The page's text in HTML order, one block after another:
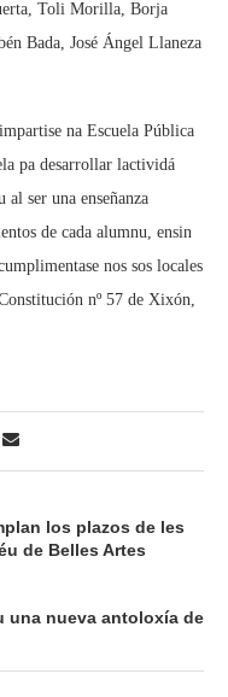
Toli Morilla, Borja
Bada, José Ángel Llaneza
na Escuela Pública
pa desarrollar lactividá
ser una enseñanza
de cada alumnu, ensin
nos sos locales
nº 57 de Xixón,
los plazos de les
de Belles Artes
una nueva antoloxía de